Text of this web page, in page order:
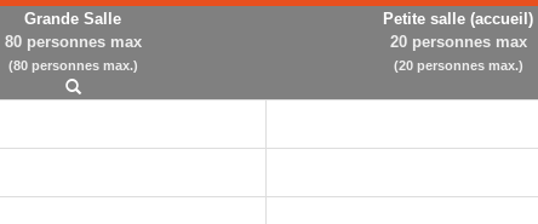
Grande Salle
80 personnes max
(80 personnes max.)
Petite salle (accueil)
20 personnes max
(20 personnes max.)